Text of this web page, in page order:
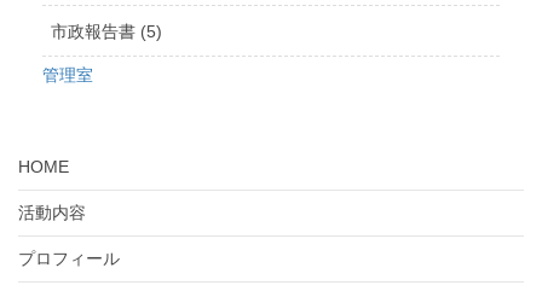
市政報告書 (5)
管理室
HOME
活動内容
プロフィール